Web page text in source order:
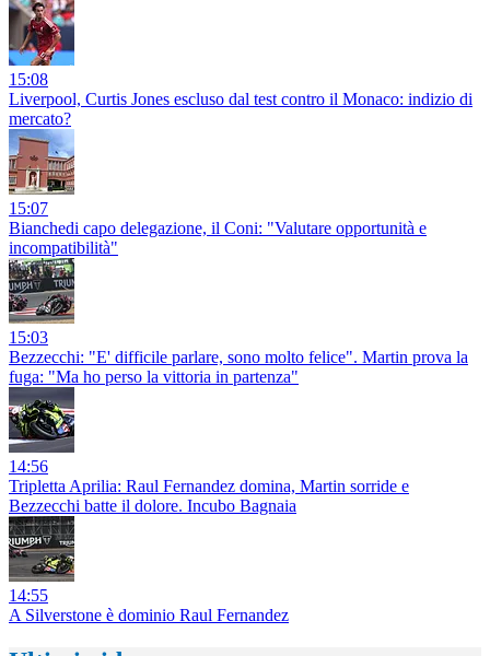
15:08
Liverpool, Curtis Jones escluso dal test contro il Monaco: indizio di
mercato?
15:07
Bianchedi capo delegazione, il Coni: "Valutare opportunità e
incompatibilità"
15:03
Bezzecchi: "E' difficile parlare, sono molto felice". Martin prova la
fuga: "Ma ho perso la vittoria in partenza"
14:56
Tripletta Aprilia: Raul Fernandez domina, Martin sorride e
Bezzecchi batte il dolore. Incubo Bagnaia
14:55
A Silverstone è dominio Raul Fernandez